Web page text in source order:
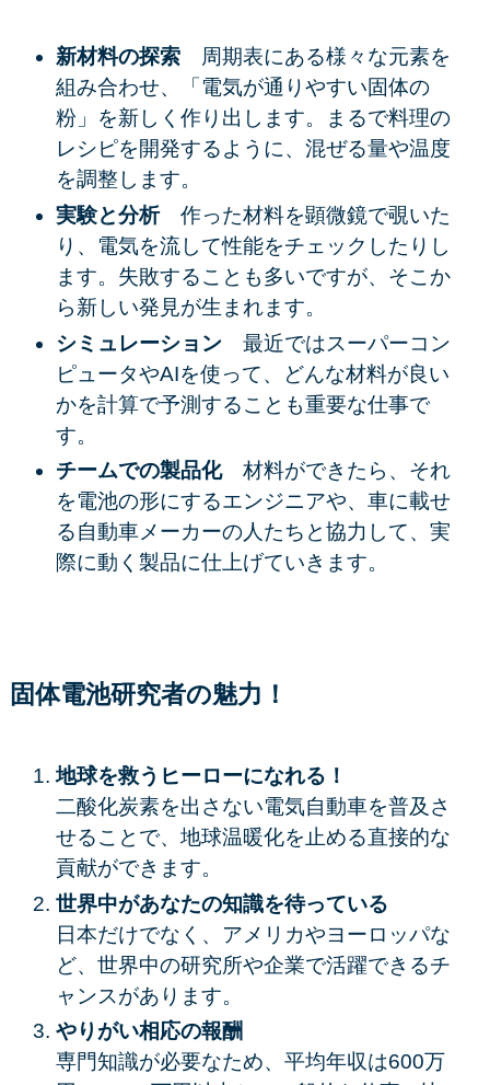
新材料の探索
周期表にある様々な元素を
組み合わせ、「電気が通りやすい固体の
粉」を新しく作り出します。まるで料理の
レシピを開発するように、混ぜる量や温度
を調整します。
実験と分析 作った材料を顕微鏡で覗いた
り、電気を流して性能をチェックしたりし
ます。失敗することも多いですが、そこか
ら新しい発見が生まれます。
シミュレーション 最近ではスーパーコン
ピュータやAIを使って、どんな材料が良い
かを計算で予測することも重要な仕事で
す。
チームでの製品化 材料ができたら、それ
を電池の形にするエンジニアや、車に載せ
る自動車メーカーの人たちと協力して、実
際に動く製品に仕上げていきます。
固体電池研究者の魅力！
地球を救うヒーローになれる！
二酸化炭素を出さない電気自動車を普及さ
せることで、地球温暖化を止める直接的な
貢献ができます。
世界中があなたの知識を待っている
日本だけでなく、アメリカやヨーロッパな
ど、世界中の研究所や企業で活躍できるチ
ャンスがあります。
やりがい相応の報酬
専門知識が必要なため、平均年収は600万